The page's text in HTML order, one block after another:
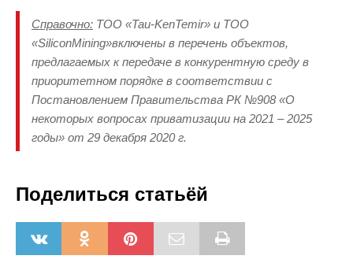
Справочно: ТОО «Tau-KenTemir» и ТОО
«SiliconMining»включены в перечень объектов,
предлагаемых к передаче в конкурентную среду в
приоритетном порядке в соответствии с
Постановлением Правительства РК №908 «О
некоторых вопросах приватизации на 2021 – 2025
годы» от 29 декабря 2020 г.
Поделиться статьёй